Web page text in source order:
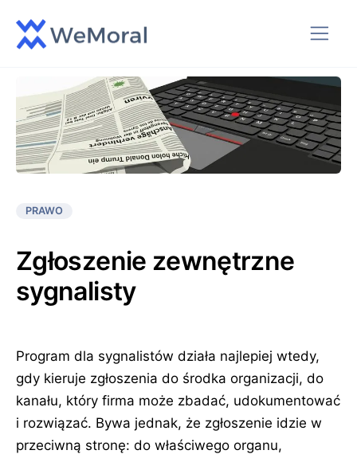
PRAWO
Zgłoszenie zewnętrzne
sygnalisty
Program dla sygnalistów działa najlepiej wtedy,
gdy kieruje zgłoszenia do środka organizacji, do
kanału, który firma może zbadać, udokumentować
i rozwiązać. Bywa jednak, że zgłoszenie idzie w
przeciwną stronę: do właściwego organu,